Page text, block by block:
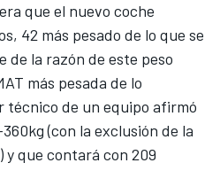
que el nuevo coche
42 más pesado de lo que se
de la razón de este peso
más pesada de lo
técnico de un equipo afirmó
(con la exclusión de la
que contará con 209